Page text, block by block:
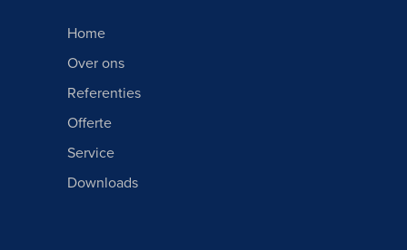
Home
Over ons
Referenties
Offerte
Service
Downloads